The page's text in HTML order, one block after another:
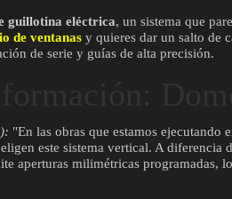
guillotina eléctrica, un sistema que
de ventanas y quieres dar un salto de
de serie y guías de alta precisión.
"En las obras que estamos ejecutando
este sistema vertical. A
aperturas milimétricas